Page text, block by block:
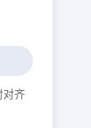
对齐